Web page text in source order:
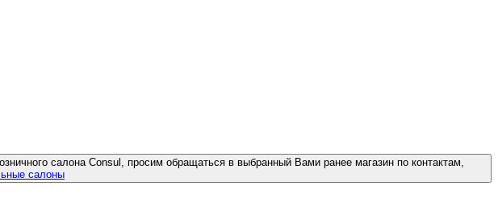
салона Consul, просим обращаться в выбранный Вами ранее магазин по контактам,
салоны